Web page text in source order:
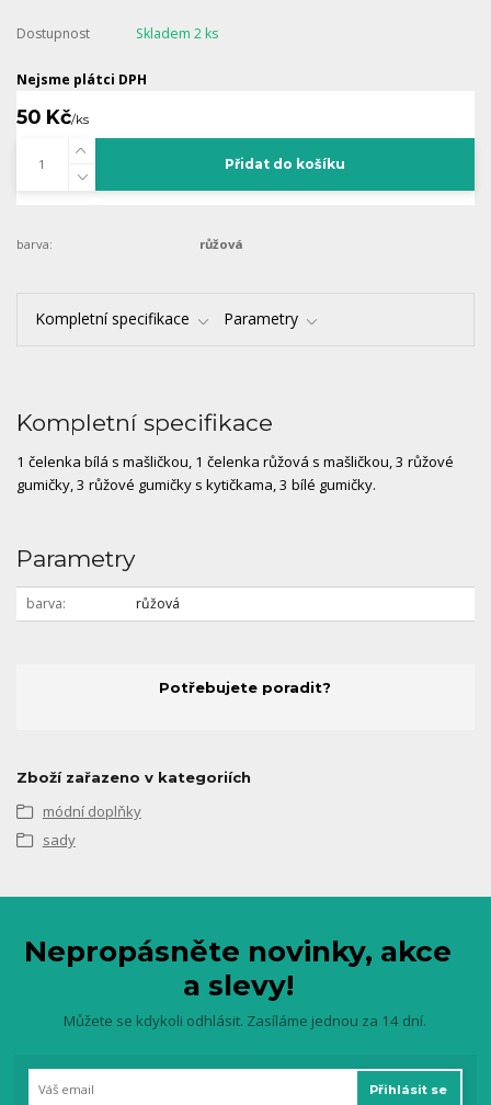
Dostupnost Skladem 2 ks
Nejsme plátci DPH
50 Kč/ks
Přidat do košíku
barva: růžová
Kompletní specifikace Parametry
Kompletní specifikace
1 čelenka bílá s mašličkou, 1 čelenka růžová s mašličkou, 3 růžové
gumičky, 3 růžové gumičky s kytičkama, 3 bílé gumičky.
Parametry
barva růžová
Potřebujete poradit?
Zboží zařazeno v kategoriích
módní doplňky
sady
Nepropásněte novinky, akce
a slevy!
Můžete se kdykoli odhlásit. Zasíláme jednou za 14 dní.
Přihlásit se